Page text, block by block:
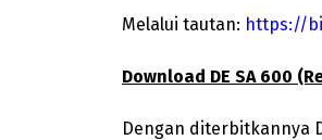
Melalui tautan: https://
Download DE SA 600
Dengan diterbitkannya